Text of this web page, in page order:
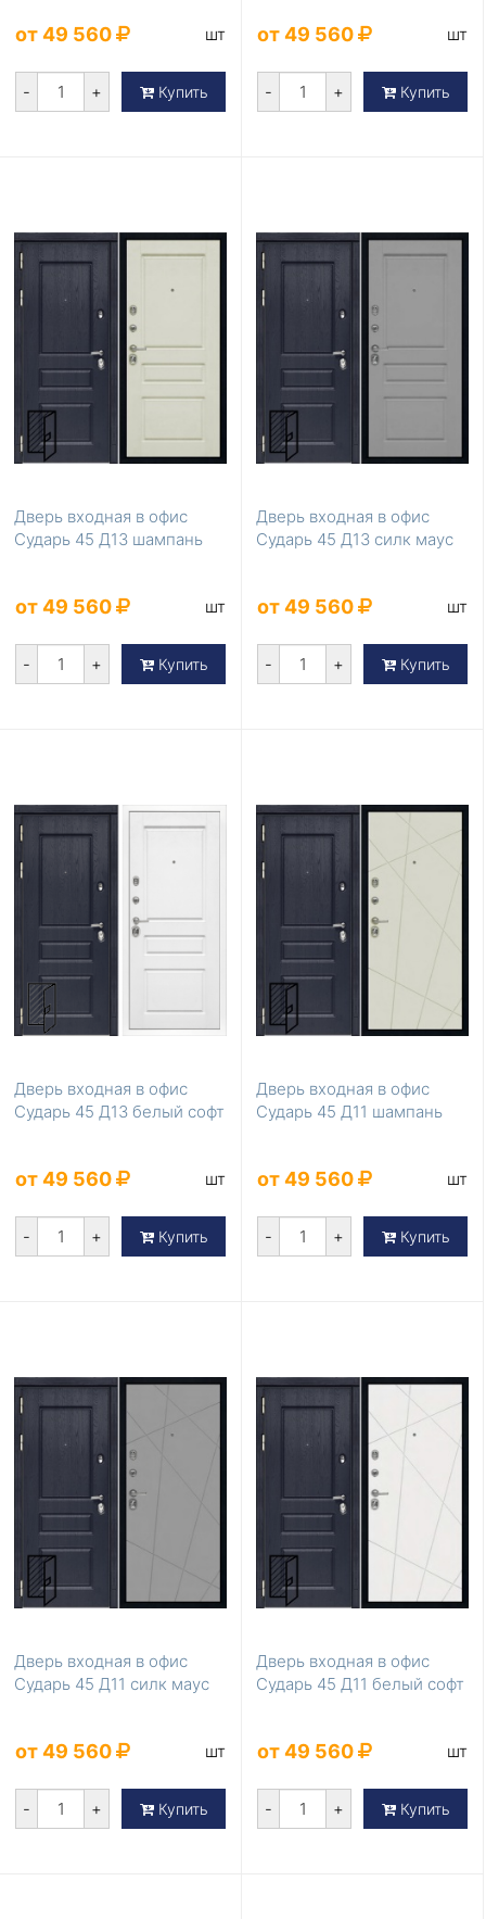
от 49 560 шт
- + Купить
от 49 560 шт
- + Купить
Дверь входная в офис
Сударь 45 Д13 шампань
от 49 560 шт
- + Купить
Дверь входная в офис
Сударь 45 Д13 силк маус
от 49 560 шт
- + Купить
Дверь входная в офис
Сударь 45 Д13 белый софт
от 49 560 шт
- + Купить
Дверь входная в офис
Сударь 45 Д11 шампань
от 49 560 шт
- + Купить
Дверь входная в офис
Сударь 45 Д11 силк маус
от 49 560 шт
- + Купить
Дверь входная в офис
Сударь 45 Д11 белый софт
от 49 560 шт
- + Купить